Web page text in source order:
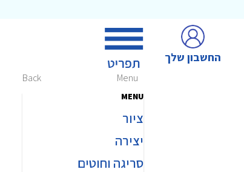
Menu
Back
MENU
ציור
יצירה
סריגה וחוטים
החשבון שלך